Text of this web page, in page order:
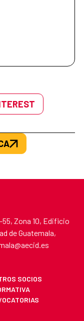
55, Zona 10, Edificio
de Guatemala,
SOCIOS